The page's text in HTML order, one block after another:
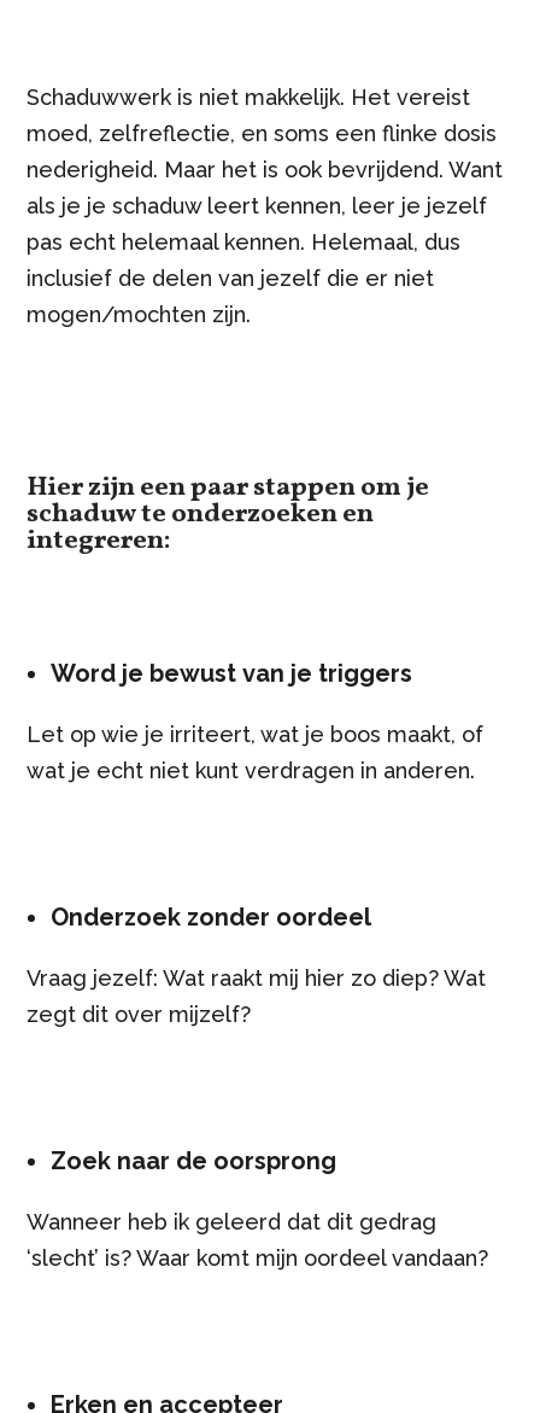
Schaduwwerk is niet makkelijk. Het vereist
moed, zelfreflectie, en soms een flinke dosis
nederigheid. Maar het is ook bevrijdend. Want
als je je schaduw leert kennen, leer je jezelf
pas echt helemaal kennen. Helemaal, dus
inclusief de delen van jezelf die er niet
mogen/mochten zijn.
Hier zijn een paar stappen om je
schaduw te onderzoeken en
integreren:
Word je bewust van je triggers
Let op wie je irriteert, wat je boos maakt, of
wat je echt niet kunt verdragen in anderen.
Onderzoek zonder oordeel
Vraag jezelf: Wat raakt mij hier zo diep? Wat
zegt dit over mijzelf?
Zoek naar de oorsprong
Wanneer heb ik geleerd dat dit gedrag
‘slecht’ is? Waar komt mijn oordeel vandaan?
Erken en accepteer